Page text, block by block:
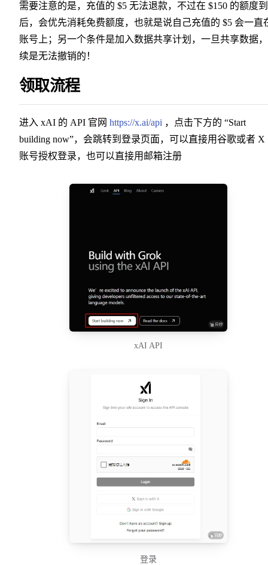
需要注意的是，充值的 $5 无法退款，不过在 $150 的额度
后，会优先消耗免费额度，也就是说自己充值的 $5 会一直
账号上；另一个条件是加入数据共享计划，一旦共享数据
续是无法撤销的！
领取流程
进入 xAI 的 API 官网 https://x.ai/api ，点击下方的 “Start
building now”，会跳转到登录页面，可以直接用谷歌或者 X
账号授权登录，也可以直接用邮箱注册
xAI API
登录